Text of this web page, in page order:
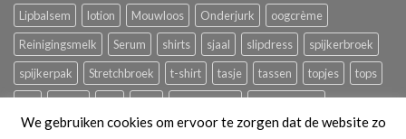
Lipbalsem
lotion Mouwloos Onderjurk
oogcrème
Reinigingsmelk
Serum shirts sjaal slipdress
spijkerbroek
spijkerpak
Stretchbroek t-shirt tasje tassen topjes
tops
trui
tuniek ves Vest zomerbroek zomerjurkjes
We gebruiken cookies om ervoor te zorgen dat de website zo